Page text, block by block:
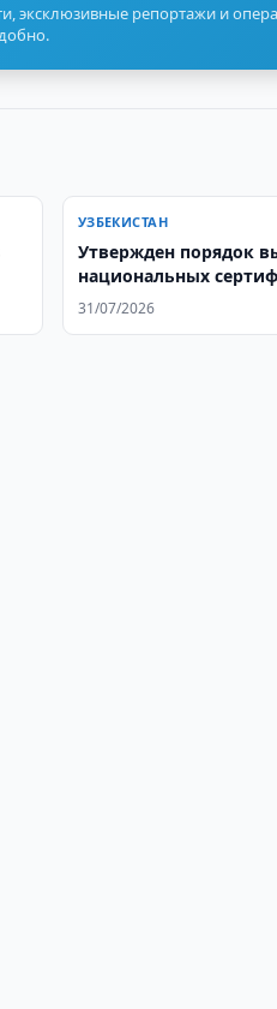
эксклюзивные репортажи и
УЗБЕКИСТАН
Утвержден порядок
национальных
учителям
31/07/2026